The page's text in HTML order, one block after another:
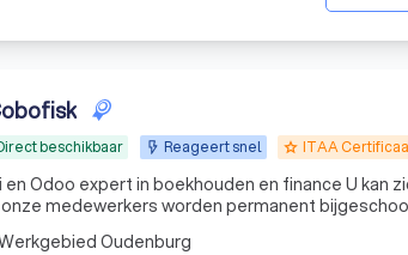
beschikbaar Reageert snel grade ITAA
expert in boekhouden en finance U kan zich beroepen op een team van 30 specialisten. Elk
medewerkers worden permanent
Oudenburg